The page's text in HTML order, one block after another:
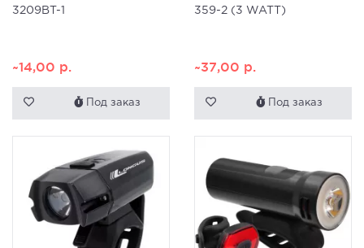
3209BT-1
~14,00 р.
Под заказ
359-2 (3 WATT)
~37,00 р.
Под заказ